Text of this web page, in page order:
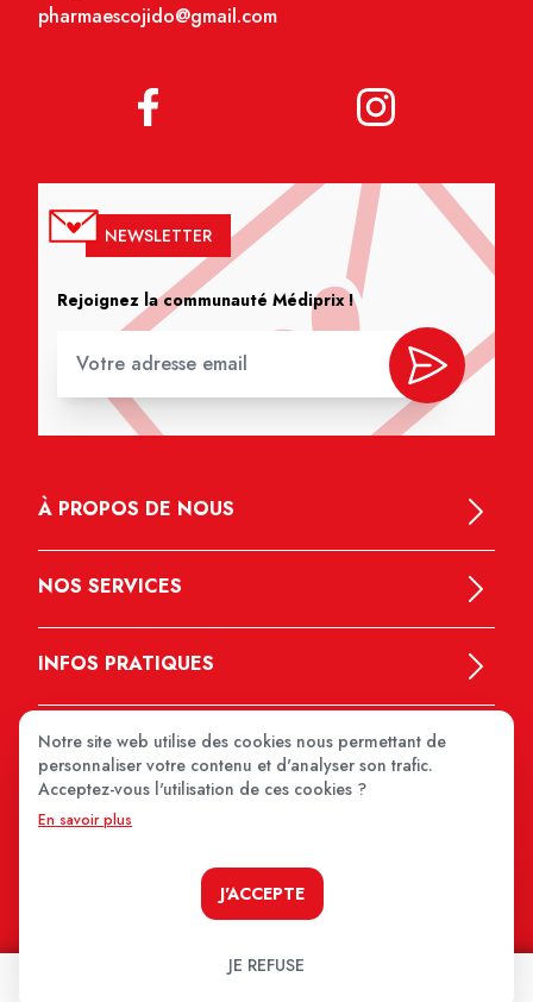
pharmaescojido@gmail.com
NEWSLETTER
Rejoignez la communauté Médiprix !
À PROPOS DE NOUS
NOS SERVICES
INFOS PRATIQUES
Notre site web utilise des cookies nous permettant de
personnaliser votre contenu et d'analyser son trafic.
Acceptez-vous l'utilisation de ces cookies ?
En savoir plus
J'ACCEPTE
JE REFUSE